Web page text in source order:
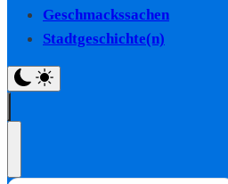
Geschmackssachen
Stadtgeschichte(n)